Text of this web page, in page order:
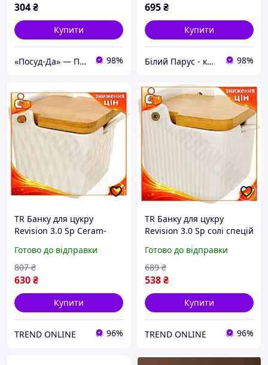
304₴
Купити
«Посуд-Да» — Посуд, Подарунки, Товари для дому 98%
695₴
Купити
Білий Парус - комплексне обслуговування в сегменті HoReCa та B2B 98%
TR Банку для цукру
Revision 3.0 Sp Ceram-
бамбуковою кришкою 350
мл для спецій та SpeR-4N
Готово до відправки
630₴
807 ₴
Купити
TREND ONLINE 96%
TR Банку для цукру
Revision 3.0 Sp солі спецій
порцелянова з
бамбуковою кришкою ко
SpeR-4N
Готово до відправки
538₴
689 ₴
Купити
TREND ONLINE 96%